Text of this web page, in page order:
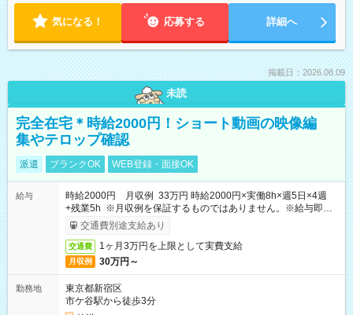
気になる！ 応募する 詳細へ
掲載日：2026.08.09
未読
完全在宅＊時給2000円！ショート動画の映像編
集やテロップ確認
派遣 ブランクOK WEB登録・面接OK
給与
時給2000円 月収例 33万円 時給2000円×実働8h×週5日×4週
+残業5h ※月収例を保証するものではありません。※給与即受
取りサービス利用可（利用条件有）
交通費別途支給あり
交通費 1ヶ月3万円を上限として実費支給
月収例 30万円～
勤務地
東京都新宿区
市ケ谷駅から徒歩3分